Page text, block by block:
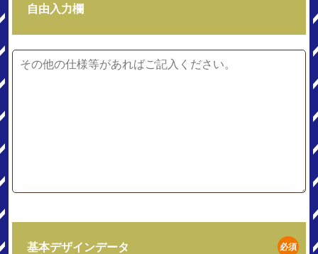
自由入力欄
基本デザインデータ 必須